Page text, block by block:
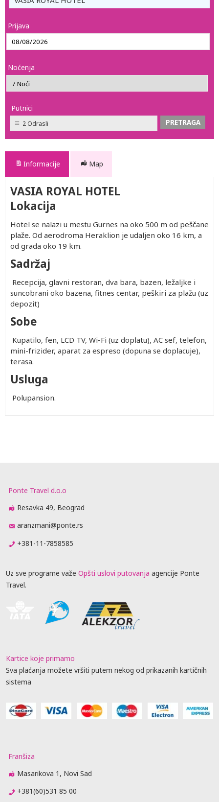
Prijava
Noćenja
Putnici
2 Odrasli
Informacije Map
VASIA ROYAL HOTEL
Lokacija
Hotel se nalazi u mestu Gurnes na oko 500 m od peščane
plaže. Od aerodroma Heraklion je udaljen oko 16 km, a
od grada oko 19 km.
Sadržaj
Recepcija, glavni restoran, dva bara, bazen, ležaljke i
suncobrani oko bazena, fitnes centar, peškiri za plažu (uz
depozit)
Sobe
Kupatilo, fen, LCD TV, Wi-Fi (uz doplatu), AC sef, telefon,
mini-frizider, aparat za espreso (dopuna se doplacuje),
terasa.
Usluga
Polupansion.
Ponte Travel d.o.o
Resavka 49, Beograd
aranzmani@ponte.rs
+381-11-7858585
Uz sve programe važe Opšti uslovi putovanja agencije Ponte
Travel.
Kartice koje primamo
Sva plaćanja možete vršiti putem nekog od prikazanih kartičnih
sistema
Franšiza
Masarikova 1, Novi Sad
+381(60)531 85 00